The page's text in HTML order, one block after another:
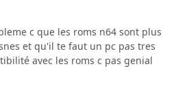
c que les roms n64 sont plus
et qu'il te faut un pc pas tres
avec les roms c pas genial